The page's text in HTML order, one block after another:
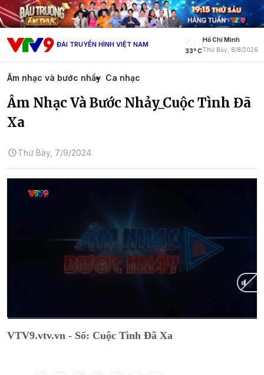
ĐÀI TRUYỀN HÌNH VIỆT NAM
33° C
Hồ Chí Minh
Thứ Bảy, 8/8/2026
Âm nhạc và bước nhẩy Ca nhạc
Âm Nhạc Và Bước Nhảy_Cuộc Tình Đã
Xa
Thứ Bảy, 7/9/2024
VTV9.vtv.vn - Số: Cuộc Tình Đã Xa